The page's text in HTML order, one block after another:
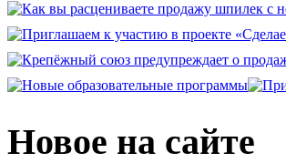
Новое на сайте